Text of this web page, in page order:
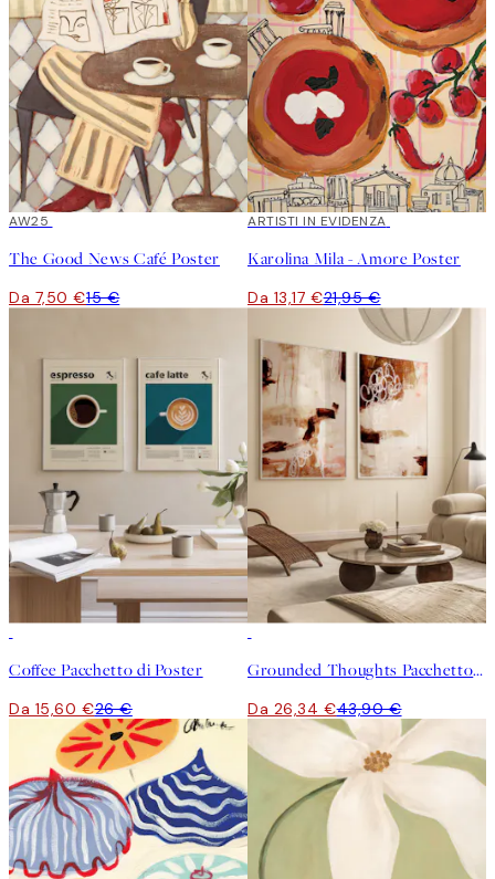
50%*
AW25
The Good News Café Poster
Da 7,50 €15 €
40%*
ARTISTI IN EVIDENZA
Karolina Mila - Amore Poster
Da 13,17 €21,95 €
Coffee Pacchetto di Poster
Da 15,60 €26 €
Grounded Thoughts Pacchetto di Poster
Da 26,34 €43,90 €